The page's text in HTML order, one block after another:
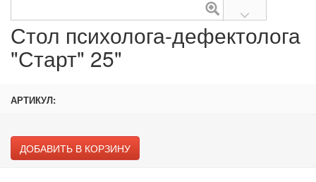
Стол психолога-дефектолога
"Старт" 25"
АРТИКУЛ:
ДОБАВИТЬ В КОРЗИНУ